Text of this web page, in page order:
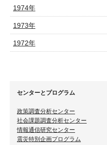
1974年
1973年
1972年
センターとプログラム
政策調査分析センター
社会課題調査分析センター
情報通信研究センター
震災特別企画プログラム